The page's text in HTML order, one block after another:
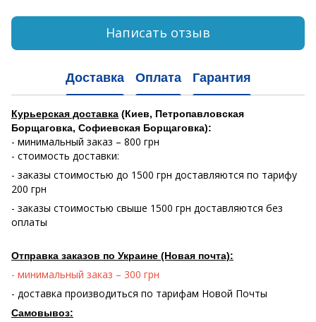
Написать отзыв
Доставка Оплата Гарантия
Курьерская доставка (Киев, Петропавловская
Борщаговка, Софиевская Борщаговка):
- минимальный заказ – 800 грн
- стоимость доставки:
- заказы стоимостью до 1500 грн доставляются по тарифу
200 грн
- заказы стоимостью свыше 1500 грн доставляются без
оплаты
Отправка заказов по Украине (Новая почта):
- минимальный заказ – 300 грн
- доставка производиться по тарифам Новой Почты
Самовывоз: